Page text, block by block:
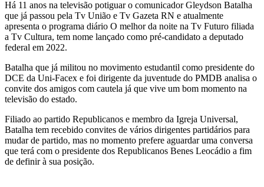
Há 11 anos na televisão potiguar o comunicador Gleydson Batalha
que já passou pela Tv União e Tv Gazeta RN e atualmente
apresenta o programa diário O melhor da noite na Tv Futuro filiada
a Tv Cultura, tem nome lançado como pré-candidato a deputado
federal em 2022.
Batalha que já militou no movimento estudantil como presidente do
DCE da Uni-Facex e foi dirigente da juventude do PMDB analisa o
convite dos amigos com cautela já que vive um bom momento na
televisão do estado.
Filiado ao partido Republicanos e membro da Igreja Universal,
Batalha tem recebido convites de vários dirigentes partidários para
mudar de partido, mas no momento prefere aguardar uma conversa
que terá com o presidente dos Republicanos Benes Leocádio a fim
de definir à sua posição.